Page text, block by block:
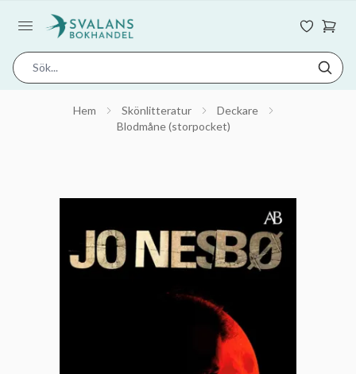
Hem Skönlitteratur
Deckare
Blodmåne (storpocket)